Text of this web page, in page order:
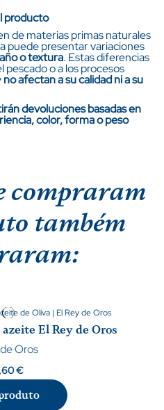
producto
de materias primas naturales
puede presentar variaciones
o textura. Estas diferencias
pescado o a los procesos
no afectan a su calidad ni a su
devoluciones basadas en
color, forma o peso
compraram
também
El Rey de Oros
Oros
€